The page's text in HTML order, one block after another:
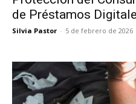
de Préstamos
Silvia Pastor - 5 de febrero de 2026